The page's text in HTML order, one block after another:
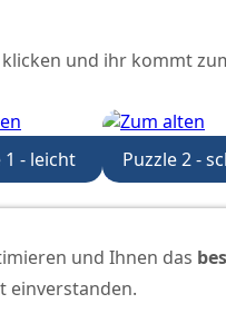
und ihr kommt
1 - leicht Puzzle 2 -
Inhalt : Schifferhaus Petershagen
und Ihnen das
einverstanden.